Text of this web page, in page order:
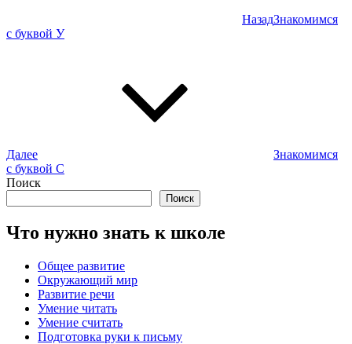
НазадЗнакомимся
с буквой УПредыдущая
Далее
Знакомимся
с буквой С
Поиск
Поиск
Что нужно знать к школе
Общее развитие
Окружающий мир
Развитие речи
Умение читать
Умение считать
Подготовка руки к письму